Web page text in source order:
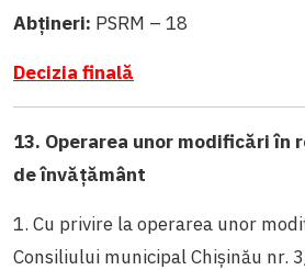
Abțineri: PSRM – 18
Decizia finală
13. Operarea unor modificări
de învățământ
1. Cu privire la operarea unor
Consiliului municipal Chișinău nr.